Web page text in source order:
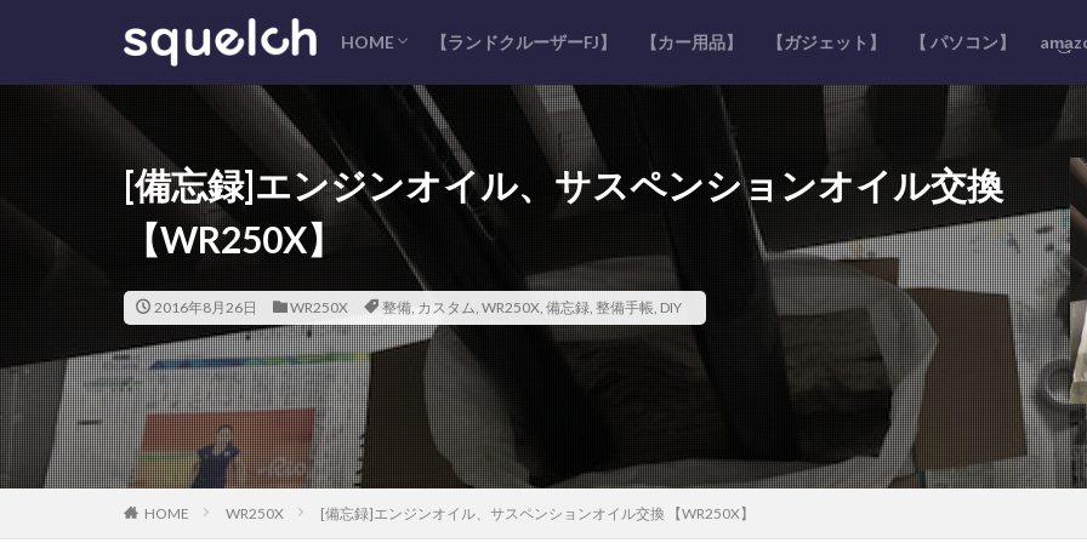
HOME
サイトマップ
プライバシーポリシー
コンタクト
【ランドクルーザーFJ】 【カー用品】 【ガジェット】 【 パソコン】
[備忘録]エンジンオイル、サスペンションオイル交換
【WR250X】
2016年8月26日 WR250X 整備, カスタム, WR250X, 備忘録, 整備手帳, DIY
HOME WR250X [備忘録]エンジンオイル、サスペンションオイル交換 【WR250X】